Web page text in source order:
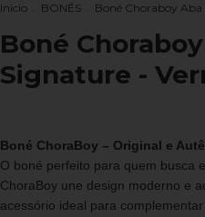
Início BONÉS Boné Choraboy Aba
Boné
Signature -
Boné ChoraBoy – Original e
O boné perfeito para quem busca
ChoraBoy une design moderno e
acessório ideal para complementar